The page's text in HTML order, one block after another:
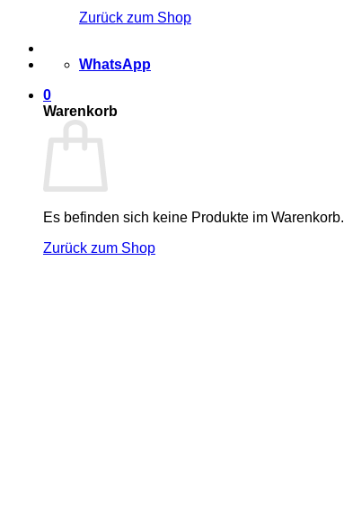
Zurück zum Shop
WhatsApp
0
Warenkorb
Es befinden sich keine Produkte im Warenkorb.
Zurück zum Shop